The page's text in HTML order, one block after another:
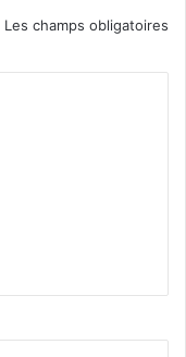
Les champs obligatoires